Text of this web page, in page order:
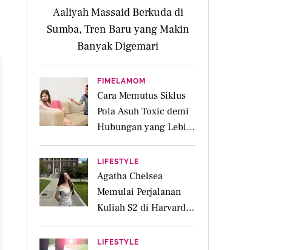
Aaliyah Massaid Berkuda di
Sumba, Tren Baru yang Makin
Banyak Digemari
FIMELAMOM
Cara Memutus Siklus
Pola Asuh Toxic demi
Hubungan yang Lebih
Sehat dengan Anak
LIFESTYLE
Agatha Chelsea
Memulai Perjalanan
Kuliah S2 di Harvard
University
LIFESTYLE